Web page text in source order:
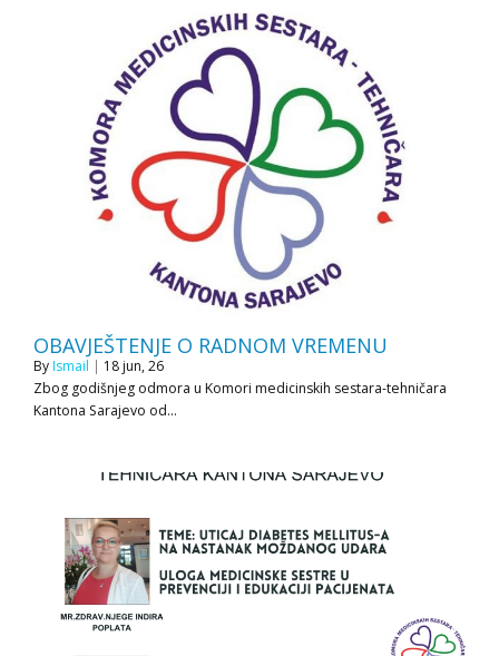
OBAVJEŠTENJE O RADNOM VREMENU
ByIsmail | 18 jun, 26
Zbog godišnjeg odmora u Komori medicinskih sestara-tehničara
Kantona Sarajevo od…